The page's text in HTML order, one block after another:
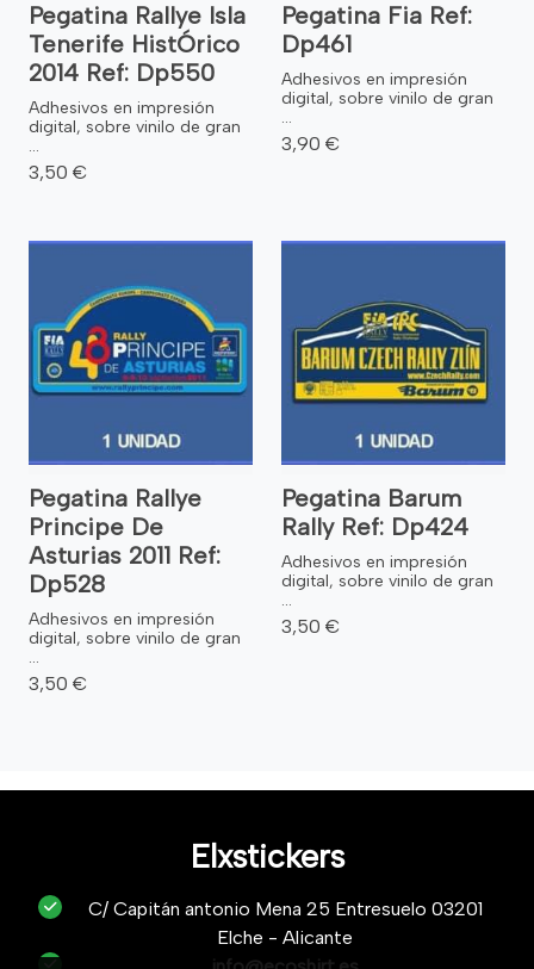
Pegatina Rallye Isla
Tenerife HistÓrico
2014 Ref: Dp550
Adhesivos en impresión
digital, sobre vinilo de gran
...
3,50 €
Pegatina Fia Ref:
Dp461
Adhesivos en impresión
digital, sobre vinilo de gran
...
3,90 €
Pegatina Rallye
Principe De
Asturias 2011 Ref:
Dp528
Adhesivos en impresión
digital, sobre vinilo de gran
...
3,50 €
Pegatina Barum
Rally Ref: Dp424
Adhesivos en impresión
digital, sobre vinilo de gran
...
3,50 €
Elxstickers
C/ Capitán antonio Mena 25 Entresuelo 03201
Elche - Alicante